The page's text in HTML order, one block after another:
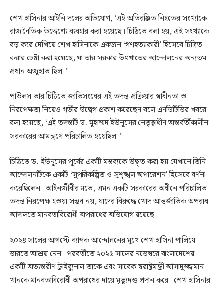
শেখ হাসিনার আইনি দলের অভিযোগ, ‘এই অতিরঞ্জিত নিহতের সংখ্যাকে
রাজনৈতিক উদ্দেশ্যে ব্যবহার করা হয়েছে। চিঠিতে বলা হয়, এই সংখ্যাকে
বড় করে দেখিয়ে শেখ হাসিনাকে একজন ‘গণহত্যাকারী’ হিসেবে চিত্রিত
করার চেষ্টা করা হয়েছে, যা তার সরকার উৎখাতের আন্দোলনের অন্যতম
প্রধান অজুহাত ছিল।’
পাউলস তার চিঠিতে জাতিসংঘের এই তদন্ত প্রক্রিয়ার স্বাধীনতা ও
নিরপেক্ষতা নিয়েও গভীর উদ্বেগ প্রকাশ করেছেন বলে এনডিটিভির খবরে
বলা হয়েছে, ‘এই তদন্তটি ড. মুহাম্মদ ইউনূসের নেতৃত্বাধীন অন্তর্বর্তীকালীন
সরকারের আমন্ত্রণে পরিচালিত হয়েছিল।’
চিঠিতে ড. ইউনূসের পূর্বের একটি মন্তব্যকে উদ্ধৃত করা হয় যেখানে তিনি
আন্দোলনটিকে একটি ‘সুপরিকল্পিত ও সুশৃঙ্খল অপারেশন’ হিসেবে বর্ণনা
করেছিলেন। আইনজীবীর মতে, এমন একটি সরকারের অধীনে পরিচালিত
তদন্ত নিরপেক্ষ হওয়া সম্ভব নয়, যাদের বিরুদ্ধে খোদ আন্তর্জাতিক অপরাধ
আদালতে মানবতাবিরোধী অপরাধের অভিযোগ রয়েছে।
২০২৪ সালের আগস্টে ব্যাপক আন্দোলনের মুখে শেখ হাসিনা পালিয়ে
ভারতে আশ্রয় নেন। পরবর্তীতে ২০২৫ সালের নভেম্বরে বাংলাদেশের
একটি অভ্যন্তরীণ ট্রাইব্যুনাল তাকে এবং সাবেক স্বরাষ্ট্রমন্ত্রী আসাদুজ্জামান
খানকে মানবতাবিরোধী অপরাধের দায়ে মৃত্যুদণ্ড প্রদান করে। শেখ হাসিনার